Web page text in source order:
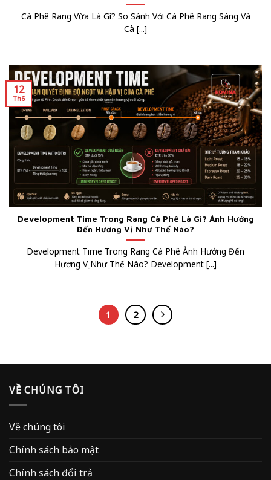
Cà Phê Rang Vừa Là Gì? So Sánh Với Cà Phê Rang Sáng Và
Cà [...]
Development Time Trong Rang Cà Phê Là Gì? Ảnh Hưởng
Đến Hương Vị Như Thế Nào?
Development Time Trong Rang Cà Phê Ảnh Hưởng Đến
Hương Vị Như Thế Nào? Development [...]
12
Th6
1 2
VỀ CHÚNG TÔI
Về chúng tôi
Chính sách bảo mật
Chính sách đổi trả